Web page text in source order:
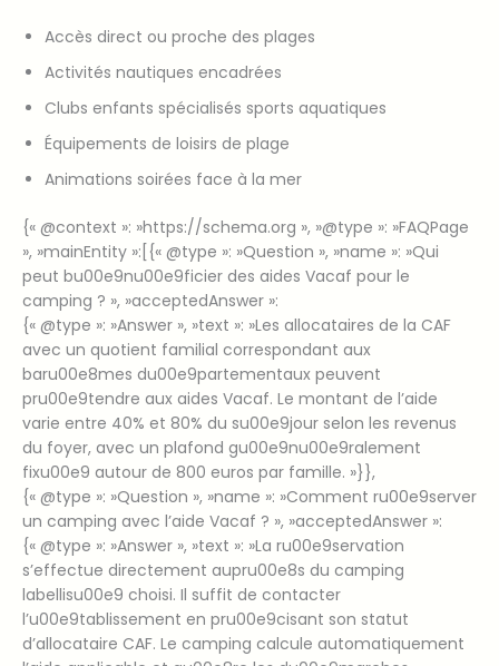
Accès direct ou proche des plages
Activités nautiques encadrées
Clubs enfants spécialisés sports aquatiques
Équipements de loisirs de plage
Animations soirées face à la mer
{« @context »: »https://schema.org », »@type »: »FAQPage
», »mainEntity »:[{« @type »: »Question », »name »: »Qui
peut bu00e9nu00e9ficier des aides Vacaf pour le
camping ? », »acceptedAnswer »:
{« @type »: »Answer », »text »: »Les allocataires de la CAF
avec un quotient familial correspondant aux
baru00e8mes du00e9partementaux peuvent
pru00e9tendre aux aides Vacaf. Le montant de l’aide
varie entre 40% et 80% du su00e9jour selon les revenus
du foyer, avec un plafond gu00e9nu00e9ralement
fixu00e9 autour de 800 euros par famille. »}},
{« @type »: »Question », »name »: »Comment ru00e9server
un camping avec l’aide Vacaf ? », »acceptedAnswer »:
{« @type »: »Answer », »text »: »La ru00e9servation
s’effectue directement aupru00e8s du camping
labellisu00e9 choisi. Il suffit de contacter
l’u00e9tablissement en pru00e9cisant son statut
d’allocataire CAF. Le camping calcule automatiquement